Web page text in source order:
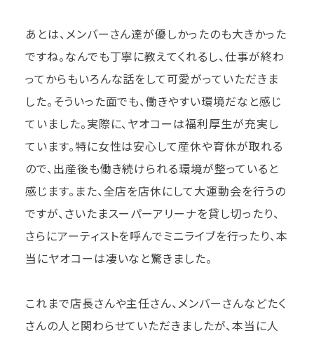
あとは、メンバーさん達が優しかったのも大きかった
ですね。なんでも丁寧に教えてくれるし、仕事が終わ
ってからもいろんな話をして可愛がっていただきま
した。そういった面でも、働きやすい環境だなと感じ
ていました。実際に、ヤオコーは福利厚生が充実し
ています。特に女性は安心して産休や育休が取れる
ので、出産後も働き続けられる環境が整っていると
感じます。また、全店を店休にして大運動会を行うの
ですが、さいたまスーパーアリーナを貸し切ったり、
さらにアーティストを呼んでミニライブを行ったり、本
当にヤオコーは凄いなと驚きました。
これまで店長さんや主任さん、メンバーさんなどたく
さんの人と関わらせていただきましたが、本当に人